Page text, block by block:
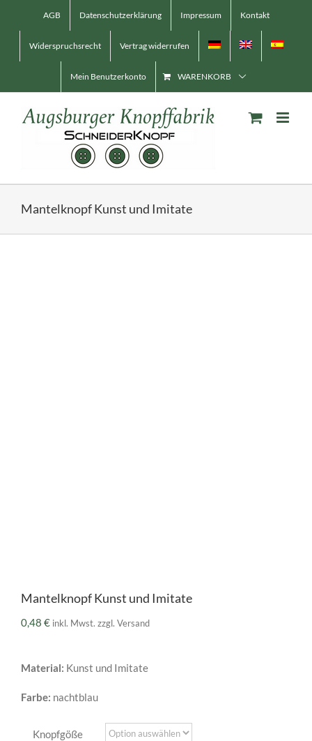
AGB Datenschutzerklärung Impressum Kontakt
Widerspruchsrecht Vertrag widerrufen
Mein Benutzerkonto WARENKORB
Mantelknopf Kunst und Imitate
Mantelknopf Kunst und Imitate
0,48 € inkl. Mwst. zzgl. Versand
Material: Kunst und Imitate
Farbe: nachtblau
Knopfgöße